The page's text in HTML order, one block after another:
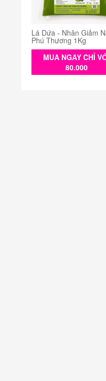
Lá Dứa - Nhân Giảm
Phú Thương 1Kg
MUA NGAY CHỈ
80.000